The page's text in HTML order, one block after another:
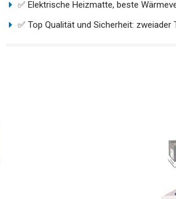
✅ Elektrische Heizmatte, beste
✅ Top Qualität und Sicherheit: zweiader